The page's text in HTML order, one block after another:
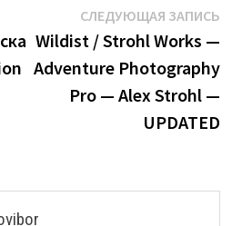
СЛЕДУЮЩАЯ ЗАПИСЬ
Wildist / Strohl Works —
Adventure Photography
Pro — Alex Strohl —
UPDATED